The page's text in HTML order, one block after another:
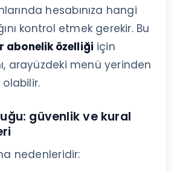
hesabınıza hangi
kontrol etmek gerekir. Bu
abonelik özelliği için
arayüzdeki menü yerinden
güvenlik ve kural
nedenleridir: